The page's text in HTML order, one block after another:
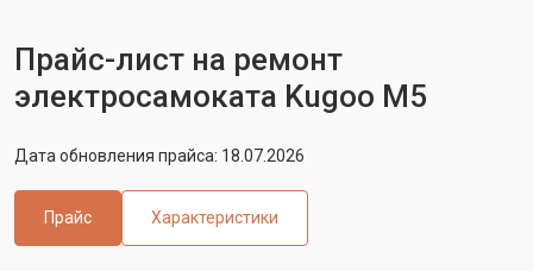
Прайс-лист на ремонт
электросамоката Kugoo M5
Дата обновления прайса: 18.07.2026
Прайс Характеристики